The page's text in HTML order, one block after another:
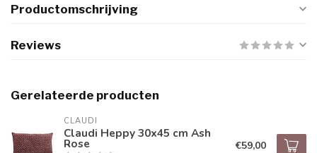
Productomschrijving
Reviews
Gerelateerde producten
CLAUDI
Claudi Heppy 30x45 cm Ash
Rose €59,00